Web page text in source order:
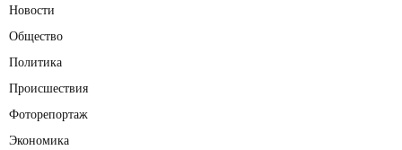
Новости
Общество
Политика
Происшествия
Фоторепортаж
Экономика